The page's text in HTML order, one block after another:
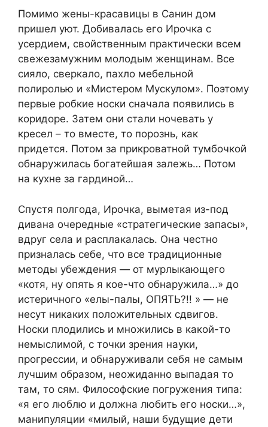
Помимо жены-красавицы в Санин дом
пришел уют. Добивалась его Ирочка с
усердием, свойственным практически всем
свежезамужним молодым женщинам. Все
сияло, сверкало, пахло мебельной
полиролью и «Мистером Мускулом». Поэтому
первые робкие носки сначала появились в
коридоре. Затем они стали ночевать у
кресел – то вместе, то порознь, как
придется. Потом за прикроватной тумбочкой
обнаружилась богатейшая залежь… Потом
на кухне за гардиной…
Спустя полгода, Ирочка, выметая из-под
дивана очередные «стратегические запасы»,
вдруг села и расплакалась. Она честно
призналась себе, что все традиционные
методы убеждения — от мурлыкающего
«котя, ну опять я кое-что обнаружила…» до
истеричного «елы-палы, ОПЯТЬ?!! » — не
несут никаких положительных сдвигов.
Носки плодились и множились в какой-то
немыслимой, с точки зрения науки,
прогрессии, и обнаруживали себя не самым
лучшим образом, неожиданно выпадая то
там, то сям. Философские погружения типа:
«я его люблю и должна любить его носки…»,
манипуляции «милый, наши будущие дети